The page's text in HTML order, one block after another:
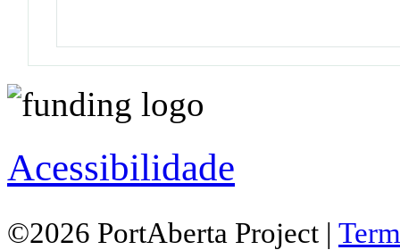
Acessibilidade
©2026 PortAberta Project |